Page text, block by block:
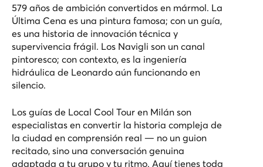
579 años de ambición convertidos en mármol. La
Última Cena es una pintura famosa; con un guía,
es una historia de innovación técnica y
supervivencia frágil. Los Navigli son un canal
pintoresco; con contexto, es la ingeniería
hidráulica de Leonardo aún funcionando en
silencio.
Los guías de Local Cool Tour en Milán son
especialistas en convertir la historia compleja de
la ciudad en comprensión real — no un guion
recitado, sino una conversación genuina
adaptada a tu grupo y tu ritmo. Aquí tienes toda